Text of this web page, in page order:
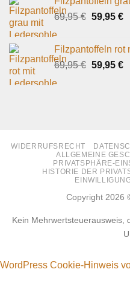
69,95€
69,95 €
59,95 €
Filzpantoffeln rot
69,95€ 59,95 €
WIDERRUFSRECHT
ALLGEMEINE
PRIVATSPHÄRE-
HISTORIE DER
Copyright 2026
Kein Mehrwertsteuerausweis,
WordPress Cookie-Hinweis